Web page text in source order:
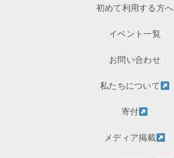
初めて利用する方へ
イベント一覧
お問い合わせ
私たちについて
寄付
メディア掲載